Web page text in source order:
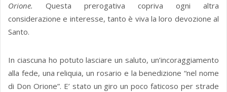
Orione. Questa prerogativa copriva ogni altra
considerazione e interesse, tanto è viva la loro devozione al
Santo.
In ciascuna ho potuto lasciare un saluto, un’incoraggiamento
alla fede, una reliquia, un rosario e la benedizione “nel nome
di Don Orione”. E’ stato un giro un poco faticoso per strade